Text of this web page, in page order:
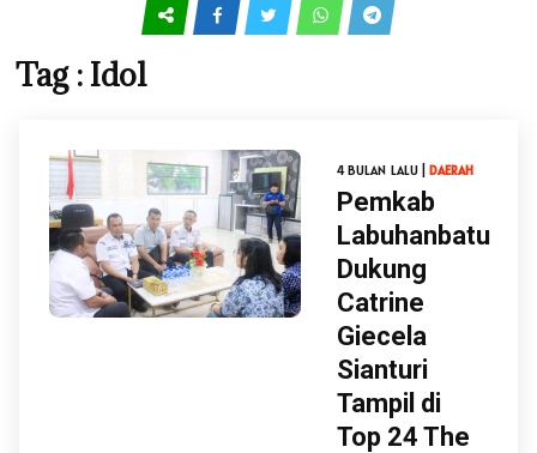
Tag : Idol
4 BULAN LALU | DAERAH
Pemkab
Labuhanbatu
Dukung
Catrine
Giecela
Sianturi
Tampil di
Top 24 The